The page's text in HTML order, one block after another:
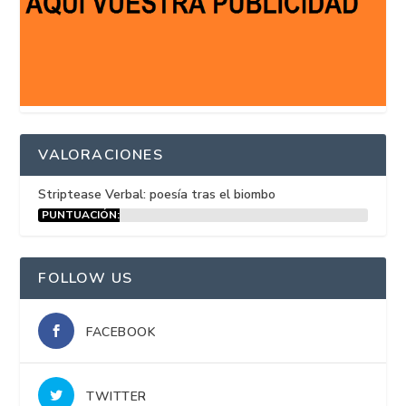
VALORACIONES
Striptease Verbal: poesía tras el biombo
PUNTUACIÓN:
FOLLOW US
FACEBOOK
TWITTER